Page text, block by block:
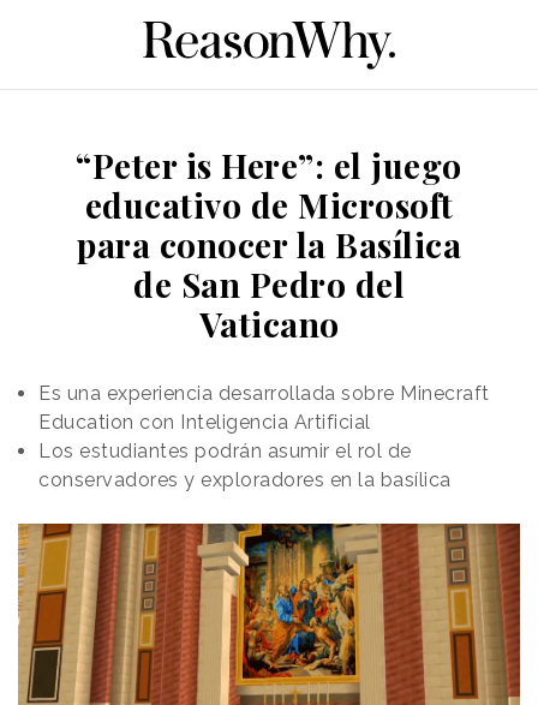
“Peter is Here”: el juego
educativo de Microsoft
para conocer la Basílica
de San Pedro del
Vaticano
Es una experiencia desarrollada sobre Minecraft
Education con Inteligencia Artificial
Los estudiantes podrán asumir el rol de
conservadores y exploradores en la basílica